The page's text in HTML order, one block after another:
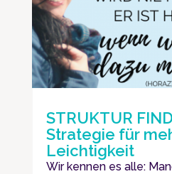
STRUKTUR
Strategie für
Leichtigkeit
Wir kennen es alle: